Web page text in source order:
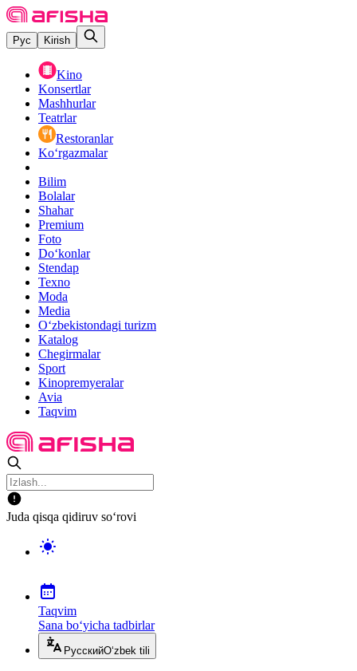
Рус Kirish
Kino
Konsertlar
Mashhurlar
Teatrlar
Restoranlar
Ko‘rgazmalar
Bilim
Bolalar
Shahar
Premium
Foto
Do‘konlar
Stendap
Texno
Moda
Media
O‘zbekistondagi turizm
Katalog
Chegirmalar
Sport
Kinopremyeralar
Avia
Taqvim
Juda qisqa qidiruv so‘rovi
Taqvim
Sana bo‘yicha tadbirlar
РусскийO‘zbek tili